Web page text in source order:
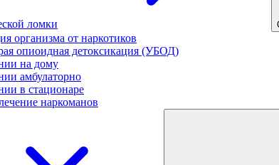
ломки
организма от наркотиков
опиоидная детоксикация (УБОД)
на дому
амбулаторно
в стационаре
наркоманов